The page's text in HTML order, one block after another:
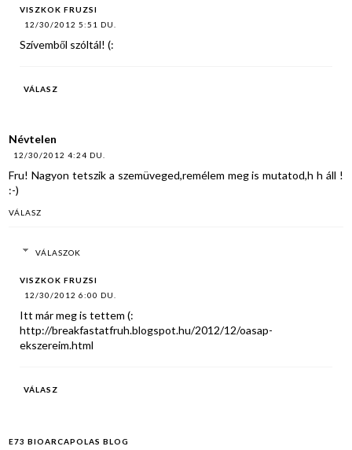
VISZKOK FRUZSI
12/30/2012 5:51 DU.
Szívemből szóltál! (:
VÁLASZ
Névtelen
12/30/2012 4:24 DU.
Fru! Nagyon tetszik a szemüveged,remélem meg is mutatod,h h áll !
:-)
VÁLASZ
VÁLASZOK
VISZKOK FRUZSI
12/30/2012 6:00 DU.
Itt már meg is tettem (:
http://breakfastatfruh.blogspot.hu/2012/12/oasap-
ekszereim.html
VÁLASZ
E73 BIOARCAPOLAS BLOG